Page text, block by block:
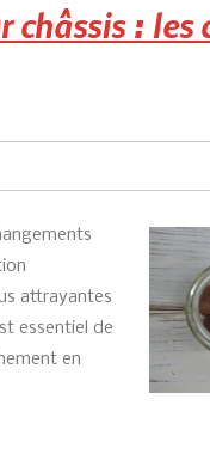
châssis : les
attrayantes
essentiel de
en